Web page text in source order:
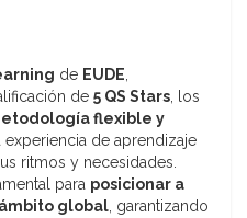
de EUDE,
de 5 QS Stars, los
flexible y
de aprendizaje
ritmos y necesidades.
para posicionar a
global, garantizando